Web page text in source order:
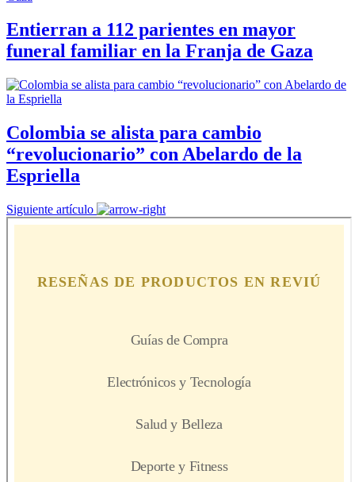
Entierran a 112 parientes en mayor
funeral familiar en la Franja de Gaza
Colombia se alista para cambio
“revolucionario” con Abelardo de la
Espriella
Siguiente artículo